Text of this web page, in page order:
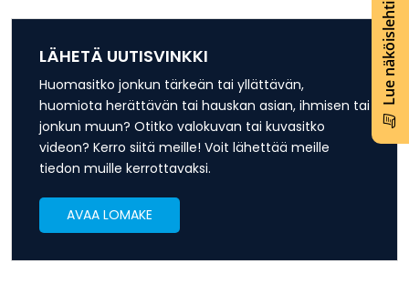
Lue näköislehti
LÄHETÄ UUTISVINKKI
Huomasitko jonkun tärkeän tai yllättävän,
huomiota herättävän tai hauskan asian, ihmisen tai
jonkun muun? Otitko valokuvan tai kuvasitko
videon? Kerro siitä meille! Voit lähettää meille
tiedon muille kerrottavaksi.
AVAA LOMAKE